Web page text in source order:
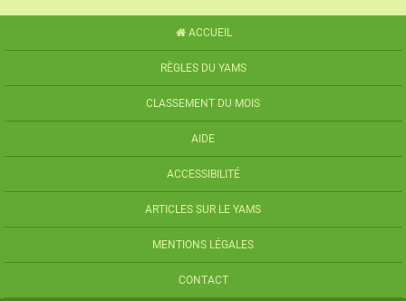
ACCUEIL
RÈGLES DU YAMS
CLASSEMENT DU MOIS
AIDE
ACCESSIBILITÉ
ARTICLES SUR LE YAMS
MENTIONS LÉGALES
CONTACT